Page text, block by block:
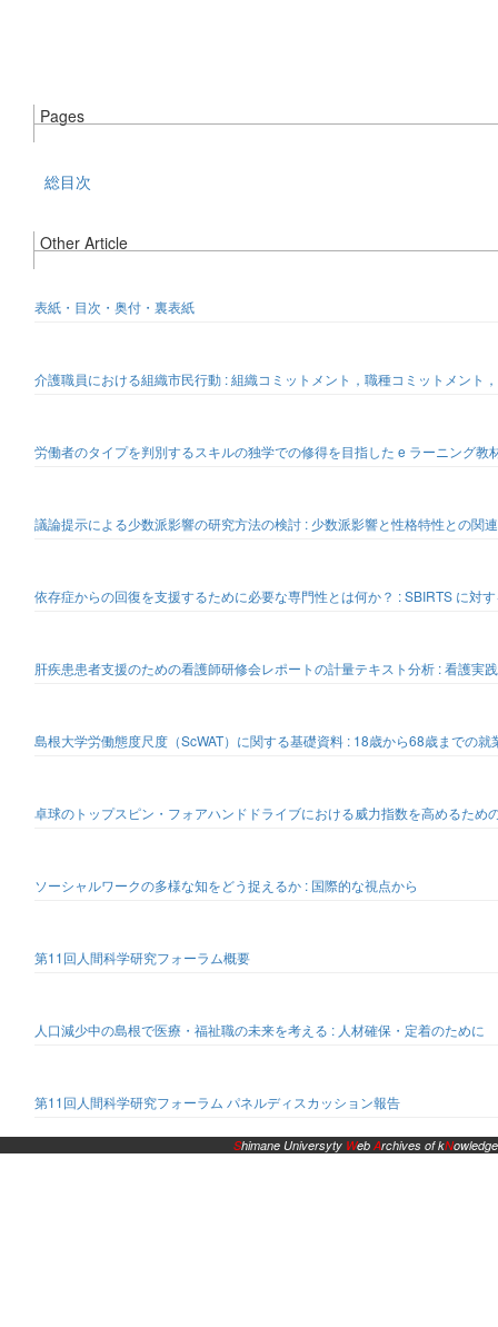
Pages
総目次
Other Article
表紙・目次・奥付・裏表紙
介護職員における組織市民行動 : 組織コミットメント，職種コミットメント
労働者のタイプを判別するスキルの独学での修得を目指した e ラーニング教
議論提示による少数派影響の研究方法の検討 : 少数派影響と性格特性との関連
依存症からの回復を支援するために必要な専門性とは何か？ : SBIRTS に対
肝疾患患者支援のための看護師研修会レポートの計量テキスト分析 : 看護実
島根大学労働態度尺度（ScWAT）に関する基礎資料 : 18歳から68歳までの
卓球のトップスピン・フォアハンドドライブにおける威力指数を高めるため
ソーシャルワークの多様な知をどう捉えるか : 国際的な視点から
第11回人間科学研究フォーラム概要
人口減少中の島根で医療・福祉職の未来を考える : 人材確保・定着のために
第11回人間科学研究フォーラム パネルディスカッション報告
Shimane Universyty WebArchives of kNowledge